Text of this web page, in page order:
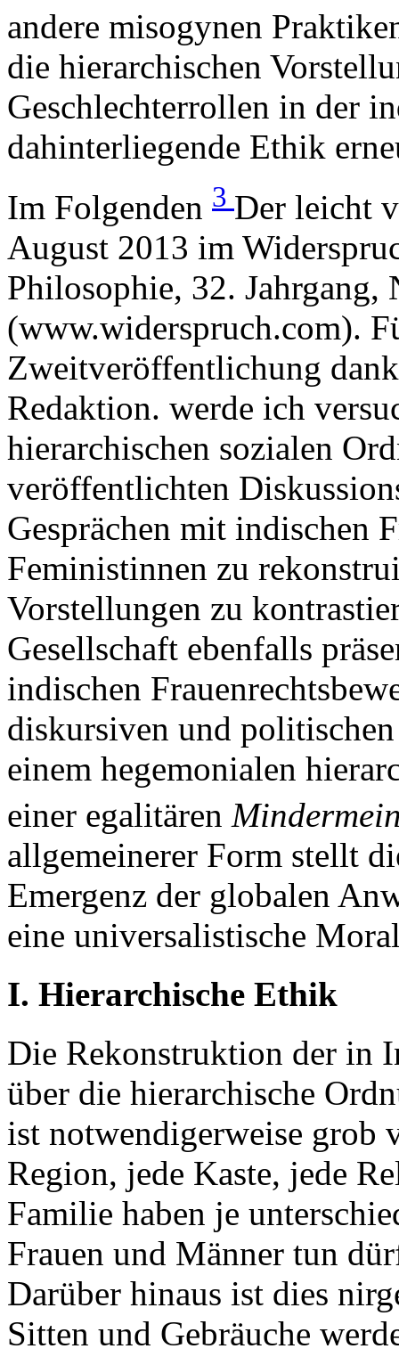
andere misogynen
die hierarchischen
Geschlechterrollen in der
dahinterliegende Ethik
Im Folgenden 3 Der leicht
August 2013 im
Philosophie, 32. Jahrgang,
(www.widerspruch.com).
Zweitveröffentlichung
Redaktion. werde ich
hierarchischen sozialen
veröffentlichten
Gesprächen mit indischen
Feministinnen zu
Vorstellungen zu
Gesellschaft ebenfalls
indischen
diskursiven und
einem hegemonialen
einer egalitären
allgemeinerer Form stellt
Emergenz der globalen
eine universalistische
I. Hierarchische Ethik
Die Rekonstruktion der in
über die hierarchische
ist notwendigerweise grob
Region, jede Kaste, jede
Familie haben je
Frauen und Männer tun
Darüber hinaus ist dies
Sitten und Gebräuche